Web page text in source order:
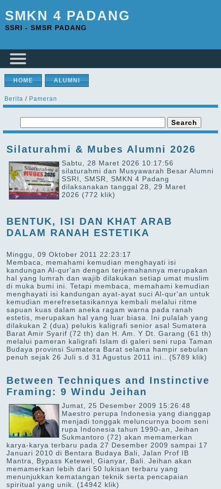
SMKN 4 PADANG
SSRI - SMSR PADANG
HOME ALUMNI
Berita / Pameran
Silaturahmi & Mubes Alumni 2026
Sabtu, 28 Maret 2026 10:17:56
silaturahmi dan Musyawarah Besar Alumni
SSRI, SMSR, SMKN 4 Padang
dilaksanakan tanggal 28, 29 Maret
2026 (772 klik)
BENTUK, ISI DAN KHAT ARAB
DALAM RANAH ESTETIKA
Minggu, 09 Oktober 2011 22:23:17
Membaca, memahami kemudian menghayati isi
kandungan Al-qur'an dengan terjemahannya merupakan
hal yang lumrah dan wajib dilakukan setiap umat muslim
di muka bumi ini. Tetapi membaca, memahami kemudian
menghayati isi kandungan ayat-ayat suci Al-qur'an untuk
kemudian merefresetasikannya kembali melalui ritme
sapuan kuas dalam aneka ragam warna pada ranah
estetis, merupakan hal yang luar biasa. Ini pulalah yang
dilakukan 2 (dua) pelukis kaligrafi senior asal Sumatera
Barat Amir Syarif (72 th) dan H. Am. Y Dt. Garang (61 th)
melalui pameran kaligrafi Islam di galeri seni rupa Taman
Budaya provinsi Sumatera Barat selama hampir sebulan
penuh sejak 26 Juli s.d 31 Agustus 2011 ini.. (5789 klik)
Between Techniques and Instinctive
Framing: 9 Windu Jeihan
Jumat, 25 Desember 2009 15:26:48
Maestro perupa Indonesia yang dianggap
menjadi tonggak meluncurnya boom seni
rupa Indonesia tahun 1990-an, Jeihan
Sukmantoro (72) akan memamerkan
karya-karya terbaru pada 27 Desember 2009 sampai 17
Januari 2010 di Bentara Budaya Bali, Jalan Prof IB
Mantra, Bypass Ketewel, Gianyar, Bali. Jeihan akan
memamerkan lebih dari 50 lukisan terbaru yang
menunjukkan kematangan teknik serta pencapaian
spiritual yang unik. (14942 klik)